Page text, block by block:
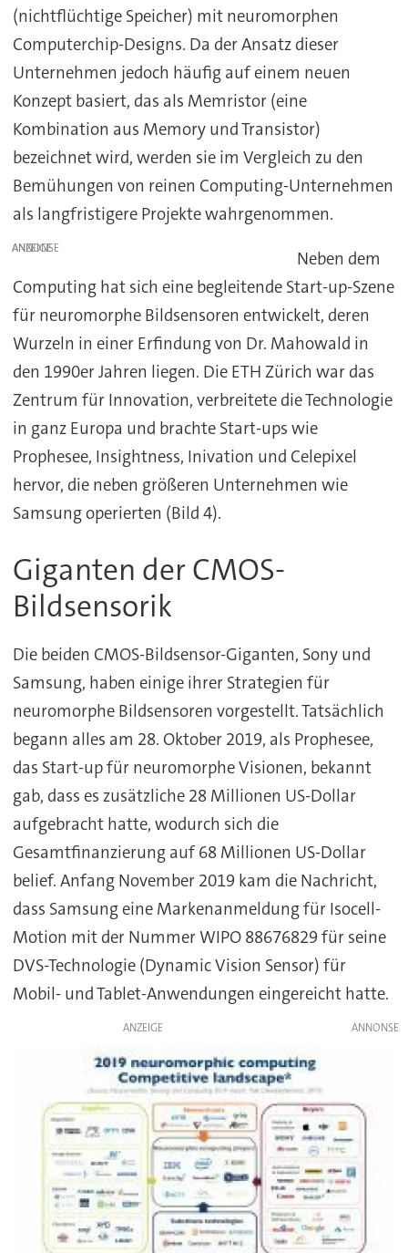
(nichtflüchtige Speicher) mit neuromorphen
Computerchip-Designs. Da der Ansatz dieser
Unternehmen jedoch häufig auf einem neuen
Konzept basiert, das als Memristor (eine
Kombination aus Memory und Transistor)
bezeichnet wird, werden sie im Vergleich zu den
Bemühungen von reinen Computing-Unternehmen
als langfristigere Projekte wahrgenommen.
ANZEIGE
Neben dem
Computing hat sich eine begleitende Start-up-Szene
für neuromorphe Bildsensoren entwickelt, deren
Wurzeln in einer Erfindung von Dr. Mahowald in
den 1990er Jahren liegen. Die ETH Zürich war das
Zentrum für Innovation, verbreitete die Technologie
in ganz Europa und brachte Start-ups wie
Prophesee, Insightness, Inivation und Celepixel
hervor, die neben größeren Unternehmen wie
Samsung operierten (Bild 4).
Giganten der CMOS-
Bildsensorik
Die beiden CMOS-Bildsensor-Giganten, Sony und
Samsung, haben einige ihrer Strategien für
neuromorphe Bildsensoren vorgestellt. Tatsächlich
begann alles am 28. Oktober 2019, als Prophesee,
das Start-up für neuromorphe Visionen, bekannt
gab, dass es zusätzliche 28 Millionen US-Dollar
aufgebracht hatte, wodurch sich die
Gesamtfinanzierung auf 68 Millionen US-Dollar
belief. Anfang November 2019 kam die Nachricht,
dass Samsung eine Markenanmeldung für Isocell-
Motion mit der Nummer WIPO 88676829 für seine
DVS-Technologie (Dynamic Vision Sensor) für
Mobil- und Tablet-Anwendungen eingereicht hatte.
ANZEIGE